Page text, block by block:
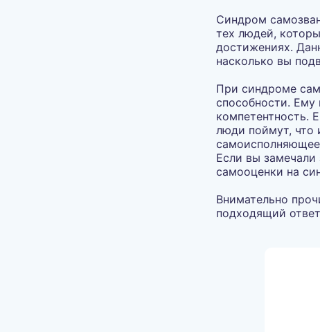
Синдром
тех людей,
достижениях.
насколько вы
При синдроме
способности.
компетентность.
люди поймут, что
Если вы замечали
самооценки на
Внимательно
подходящий